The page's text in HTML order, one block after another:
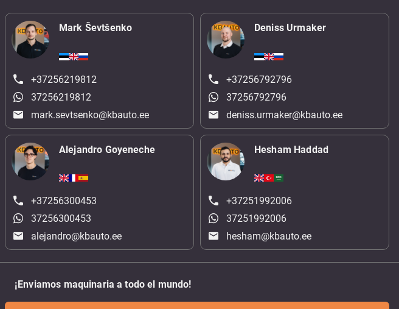
Mark Ševtšenko
+37256219812
37256219812
mark.sevtsenko@kbauto.ee
Deniss Urmaker
+37256792796
37256792796
deniss.urmaker@kbauto.ee
Alejandro Goyeneche
+37256300453
37256300453
alejandro@kbauto.ee
Hesham Haddad
+37251992006
37251992006
hesham@kbauto.ee
¡Enviamos maquinaria a todo el mundo!